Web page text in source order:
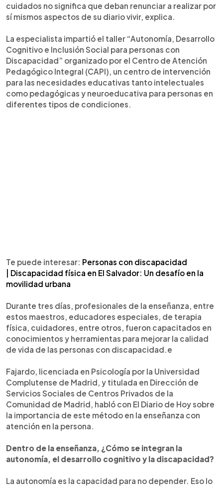
cuidados no significa que deban renunciar a realizar por
sí mismos aspectos de su diario vivir, explica.
La especialista impartió el taller “Autonomía, Desarrollo
Cognitivo e Inclusión Social para personas con
Discapacidad” organizado por el Centro de Atención
Pedagógico Integral (CAPI), un centro de intervención
para las necesidades educativas tanto intelectuales
como pedagógicas y neuroeducativa para personas en
diferentes tipos de condiciones.
Te puede interesar: Personas con discapacidad
| Discapacidad física en El Salvador: Un desafío en la
movilidad urbana
Durante tres días, profesionales de la enseñanza, entre
estos maestros, educadores especiales, de terapia
física, cuidadores, entre otros, fueron capacitados en
conocimientos y herramientas para mejorar la calidad
de vida de las personas con discapacidad.e
Fajardo, licenciada en Psicología por la Universidad
Complutense de Madrid, y titulada en Dirección de
Servicios Sociales de Centros Privados de la
Comunidad de Madrid, habló con El Diario de Hoy sobre
la importancia de este método en la enseñanza con
atención en la persona.
Dentro de la enseñanza, ¿Cómo se integran la
autonomía, el desarrollo cognitivo y la discapacidad?
La autonomía es la capacidad para no depender. Eso lo